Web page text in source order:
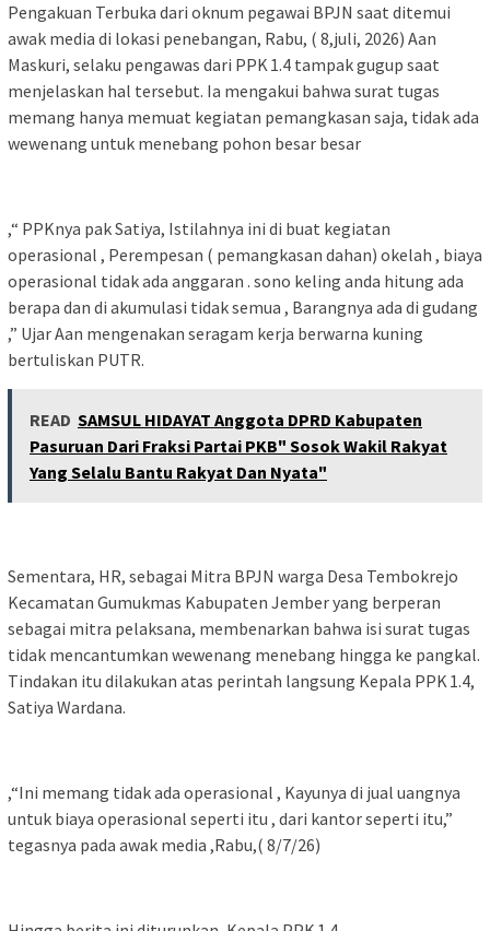
Pengakuan Terbuka dari oknum pegawai BPJN saat ditemui
awak media di lokasi penebangan, Rabu, ( 8,juli, 2026) Aan
Maskuri, selaku pengawas dari PPK 1.4 tampak gugup saat
menjelaskan hal tersebut. Ia mengakui bahwa surat tugas
memang hanya memuat kegiatan pemangkasan saja, tidak ada
wewenang untuk menebang pohon besar besar
,“ PPKnya pak Satiya, Istilahnya ini di buat kegiatan
operasional , Perempesan ( pemangkasan dahan) okelah , biaya
operasional tidak ada anggaran . sono keling anda hitung ada
berapa dan di akumulasi tidak semua , Barangnya ada di gudang
,” Ujar Aan mengenakan seragam kerja berwarna kuning
bertuliskan PUTR.
READ SAMSUL HIDAYAT Anggota DPRD Kabupaten
Pasuruan Dari Fraksi Partai PKB" Sosok Wakil Rakyat
Yang Selalu Bantu Rakyat Dan Nyata"
Sementara, HR, sebagai Mitra BPJN warga Desa Tembokrejo
Kecamatan Gumukmas Kabupaten Jember yang berperan
sebagai mitra pelaksana, membenarkan bahwa isi surat tugas
tidak mencantumkan wewenang menebang hingga ke pangkal.
Tindakan itu dilakukan atas perintah langsung Kepala PPK 1.4,
Satiya Wardana.
,“Ini memang tidak ada operasional , Kayunya di jual uangnya
untuk biaya operasional seperti itu , dari kantor seperti itu,”
tegasnya pada awak media ,Rabu,( 8/7/26)